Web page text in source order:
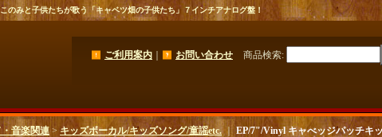
のみと子供たちが歌う「キャベツ畑の子供たち」７インチアナログ盤！
ご利用案内 お問い合わせ 商品検索:
・音楽関連 > キッズボーカル/キッズソング/童謡etc.｜EP/7"/Vinyl キャべッジパッチキ